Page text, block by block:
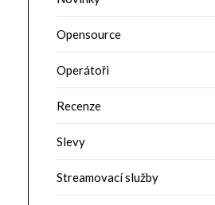
Opensource
Operátoři
Recenze
Slevy
Streamovací služby